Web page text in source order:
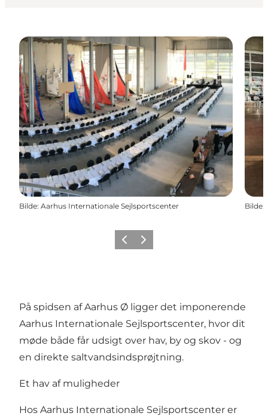
Bilde: Aarhus Internationale Sejlsportscenter Bilde:
ForrigeNeste
På spidsen af Aarhus Ø ligger det imponerende
Aarhus Internationale Sejlsportscenter, hvor dit
møde både får udsigt over hav, by og skov - og
en direkte saltvandsindsprøjtning.
Et hav af muligheder
Hos Aarhus Internationale Sejlsportscenter er